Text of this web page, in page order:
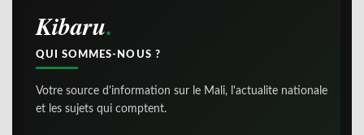
Kibaru
QUI SOMMES-NOUS ?
Votre source d'information sur le Mali, l'actualite nationale
et les sujets qui comptent.